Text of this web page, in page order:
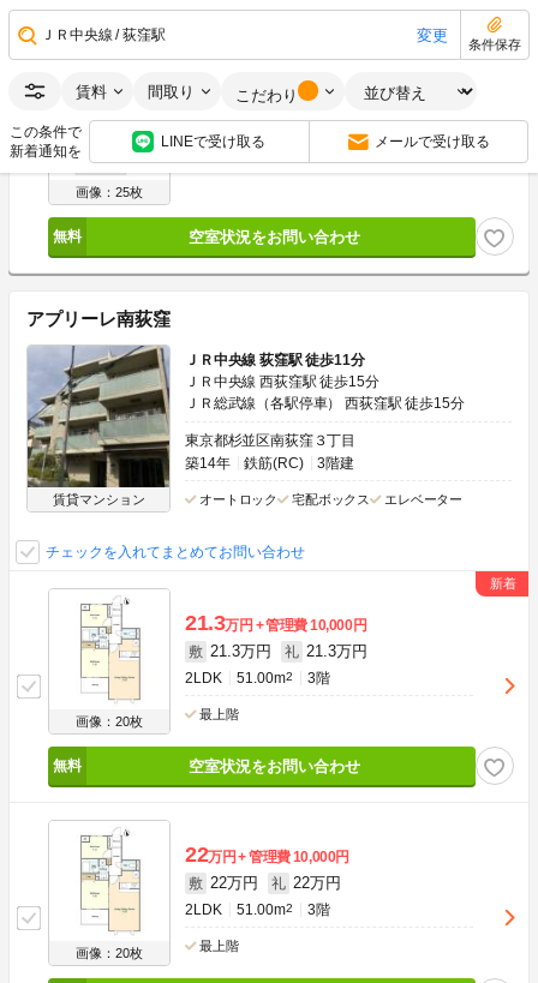
ＪＲ中央線 荻窪駅 変更
条件保存
賃料 間取り こだわり
この条件で
新着通知を
LINEで受け取る メールで受け取る
画像：25枚
敷 22.3万円 22.3万円
2LDK 56.16m2 2階
空室状況をお問い合わせ
アプリーレ南荻窪
賃貸マンション
ＪＲ中央線 荻窪駅 徒歩11分
ＪＲ中央線 西荻窪駅 徒歩15分
ＪＲ総武線（各駅停車） 西荻窪駅 徒歩15分
東京都杉並区南荻窪３丁目
築14年
鉄筋(RC) 3階建
オートロック 宅配ボックス エレベーター
チェックを入れてまとめてお問い合わせ
画像：20枚
21.3万円 管理費10,000円
敷 21.3万円 礼 21.3万円
2LDK 51.00m2 3階
最上階
空室状況をお問い合わせ
画像：20枚
22万円 管理費10,000円
敷 22万円 礼 22万円
2LDK 51.00m2 3階
最上階